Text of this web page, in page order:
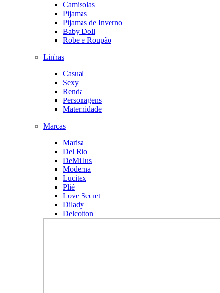
Camisolas
Pijamas
Pijamas de Inverno
Baby Doll
Robe e Roupão
Linhas
Casual
Sexy
Renda
Personagens
Maternidade
Marcas
Marisa
Del Rio
DeMillus
Moderna
Lucitex
Plié
Love Secret
Dilady
Delcotton